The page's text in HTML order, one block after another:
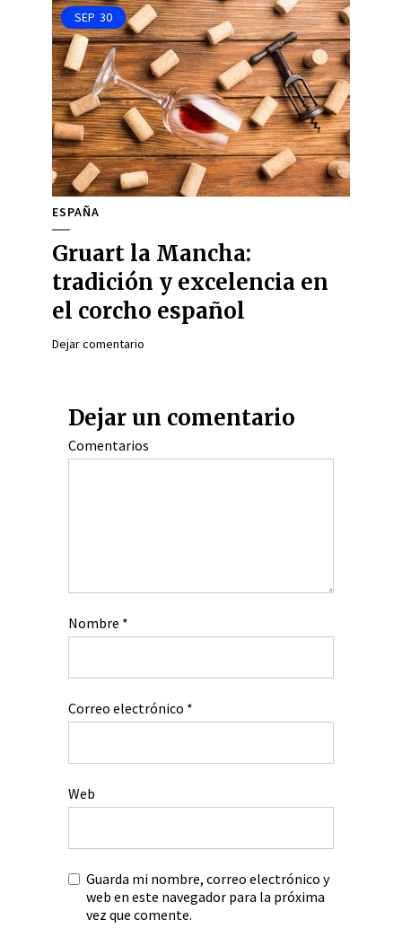
SEP 30
ESPAÑA
Gruart la Mancha:
tradición y excelencia en
el corcho español
Dejar comentario
Dejar un comentario
Comentarios
Nombre *
Correo electrónico *
Web
Guarda mi nombre, correo electrónico y
web en este navegador para la próxima
vez que comente.